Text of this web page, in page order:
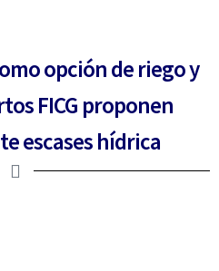
opción de riego y
FICG proponen
escases hídrica